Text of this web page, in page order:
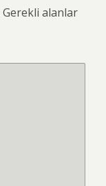
Gerekli alanlar